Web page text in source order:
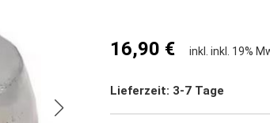
16,90 € inkl. inkl. 19%
Lieferzeit: 3-7 Tage